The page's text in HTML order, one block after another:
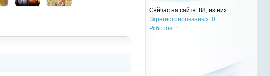
OTM
17 ноября 2024
Комментарий к статье:
Тест «Масти и отметины»
OTM
20.05.2016 13:10:31
Сейчас на сайте: 88, из них:
Зарегистрированных: 0
Роботов: 1